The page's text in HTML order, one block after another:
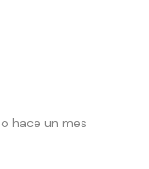
hace un mes